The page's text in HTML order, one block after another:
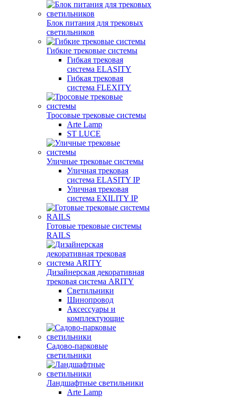
Блок питания для трековых
светильников
Гибкие трековые системы
Гибкая трековая
система ELASITY
Гибкая трековая
система FLEXITY
Тросовые трековые системы
Arte Lamp
ST LUCE
Уличные трековые системы
Уличная трековая
система ELASITY IP
Уличная трековая
система EXILITY IP
Готовые трековые системы
RAILS
Дизайнерская декоративная
трековая система ARITY
Светильники
Шинопровод
Аксессуары и
комплектующие
Садово-парковые
светильники
Ландшафтные светильники
Arte Lamp